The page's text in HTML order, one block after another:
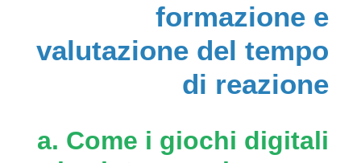
formazione e
valutazione del tempo
di reazione
a. Come i giochi digitali